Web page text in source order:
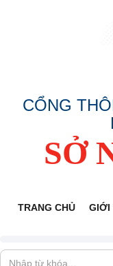
CỔNG
SỞ
TRANG CHỦ GIỚI